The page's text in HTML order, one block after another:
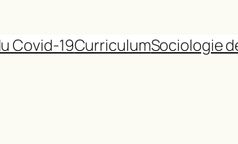
Covid-19CurriculumSociologie